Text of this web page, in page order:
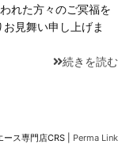
れた方々のご冥福を
見舞い申し上げま
続きを読む
ース専門店CRS Perma Link